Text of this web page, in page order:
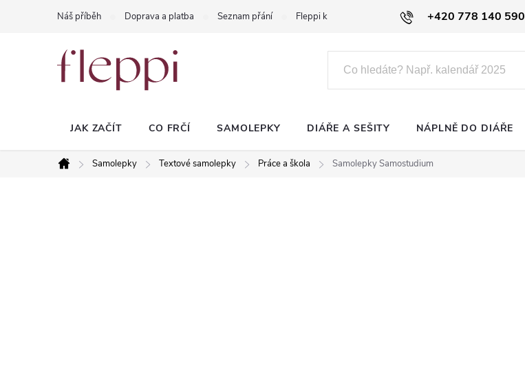
+420 778 140 590
Náš příběh Doprava a platba Seznam přání Fleppi klub
JAK ZAČÍT CO FRČÍ SAMOLEPKY DIÁŘE A SEŠITY NÁPLNĚ DO DIÁŘE
Domů
Samolepky Textové samolepky Práce a škola Samolepky Samostudium